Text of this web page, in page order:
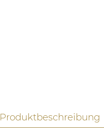
Produktbeschreibung